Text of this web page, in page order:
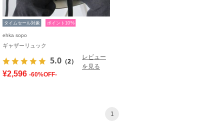
タイムセール対象 ポイント10%
ehka sopo
ギャザーリュック
5.0 （2）
レビュー
を見る
¥2,596 -60%OFF-
1